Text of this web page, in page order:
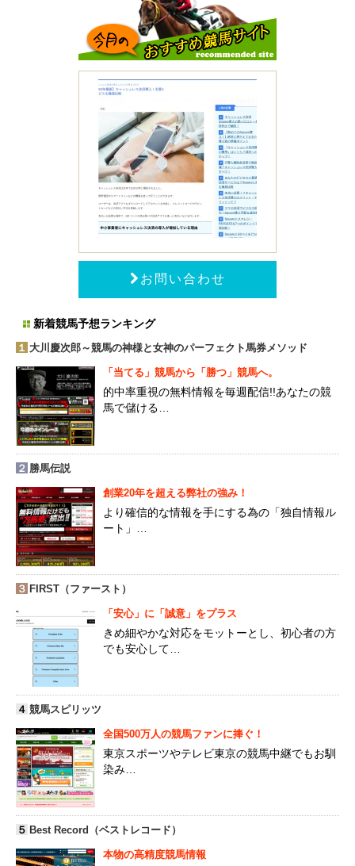
お問い合わせ
新着競馬予想ランキング
１ 大川慶次郎～競馬の神様と女神のパーフェクト馬券メソッド
「当てる」競馬から「勝つ」競馬へ。
的中率重視の無料情報を毎週配信!!あなたの競
馬で儲ける…
２ 勝馬伝説
創業20年を超える弊社の強み！
より確信的な情報を手にする為の「独自情報ル
ート」…
３ FIRST（ファースト）
「安心」に「誠意」をプラス
きめ細やかな対応をモットーとし、初心者の方
でも安心して…
４ 競馬スピリッツ
全国500万人の競馬ファンに捧ぐ！
東京スポーツやテレビ東京の競馬中継でもお馴
染み…
５ Best Record（ベストレコード）
本物の高精度競馬情報